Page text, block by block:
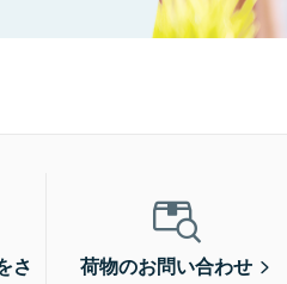
さ
荷物のお問い合わせ